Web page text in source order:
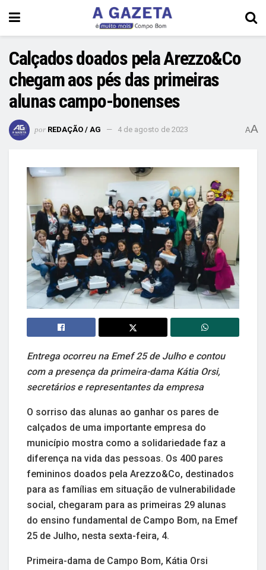
Calçados doados pela Arezzo&Co
chegam aos pés das primeiras
alunas campo-bonenses
por REDAÇÃO / AG 4 de agosto de 2023 AA
Entrega ocorreu na Emef 25 de Julho e contou
com a presença da primeira-dama Kátia Orsi,
secretários e representantes da empresa
O sorriso das alunas ao ganhar os pares de
calçados de uma importante empresa do
município mostra como a solidariedade faz a
diferença na vida das pessoas. Os 400 pares
femininos doados pela Arezzo&Co, destinados
para as famílias em situação de vulnerabilidade
social, chegaram para as primeiras 29 alunas
do ensino fundamental de Campo Bom, na Emef
25 de Julho, nesta sexta-feira, 4.
Primeira-dama de Campo Bom, Kátia Orsi